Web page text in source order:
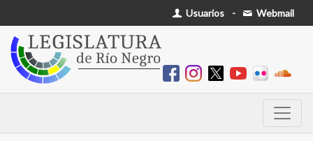
Usuarios - Webmail